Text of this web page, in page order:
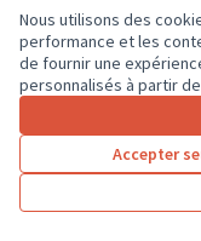
Nous utilisons des
performance et les
de fournir une
personnalisés à partir
Accepter
Projet d'un
de l'Île